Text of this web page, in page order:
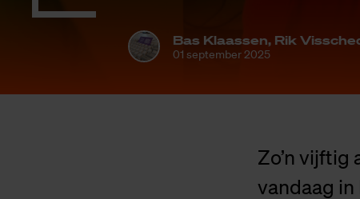
Bas Klaassen, Rik
01 september 2025
Zo’n
vandaag in